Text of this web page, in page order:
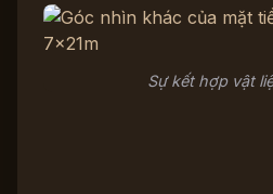
Sự kết hợp vật